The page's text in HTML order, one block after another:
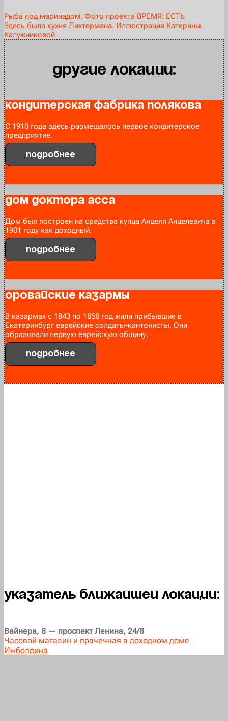
Рыба под маринадом. Фото проекта ВРЕМЯ: ЕСТЬ
Здесь была кухня Лихтермана. Иллюстрация Катерины
Калужниковой
Другие локации:
Кондитерская фабрика Полякова
С 1910 года здесь размещалось первое кондитерское
предприятие.
Подробнее
Дом доктора Асса
Дом был построен на средства купца Анцеля Анцелевича в
1901 году как доходный.
Подробнее
Оровайские казармы
В казармах с 1843 по 1858 год жили прибывшие в
Екатеринбург еврейские солдаты-кантонисты. Они
образовали первую еврейскую общину.
Подробнее
Указатель ближайшей локации:
Вайнера, 8 — проспект Ленина, 24/8
Часовой магазин и прачечная в доходном доме
Ижболдина